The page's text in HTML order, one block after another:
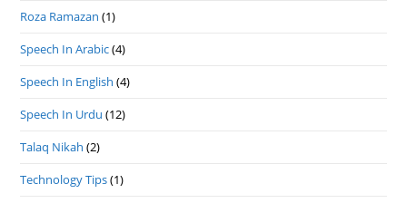
Roza Ramazan (1)
Speech In Arabic(4)
Speech In English (4)
Speech In Urdu (12)
Talaq Nikah (2)
Technology Tips(1)